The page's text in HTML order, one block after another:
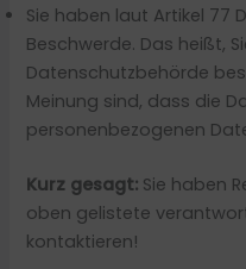
Sie haben laut Artikel 77
Beschwerde. Das heißt,
Datenschutzbehörde
Meinung sind, dass die
personenbezogenen
Kurz gesagt: Sie haben
oben gelistete
kontaktieren!